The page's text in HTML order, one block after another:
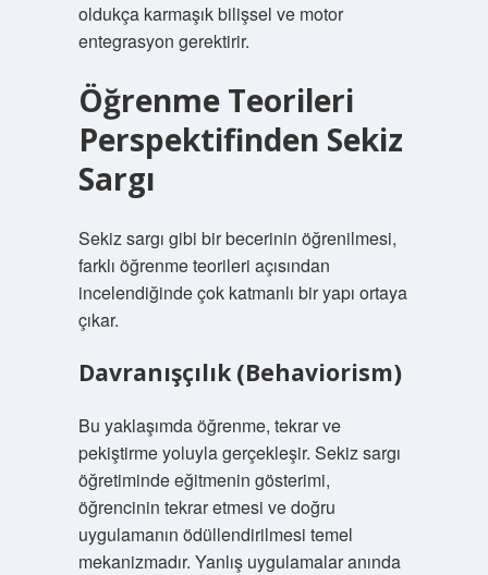
oldukça karmaşık bilişsel ve motor
entegrasyon gerektirir.
Öğrenme Teorileri
Perspektifinden Sekiz
Sargı
Sekiz sargı gibi bir becerinin öğrenilmesi,
farklı öğrenme teorileri açısından
incelendiğinde çok katmanlı bir yapı ortaya
çıkar.
Davranışçılık (Behaviorism)
Bu yaklaşımda öğrenme, tekrar ve
pekiştirme yoluyla gerçekleşir. Sekiz sargı
öğretiminde eğitmenin gösterimi,
öğrencinin tekrar etmesi ve doğru
uygulamanın ödüllendirilmesi temel
mekanizmadır. Yanlış uygulamalar anında